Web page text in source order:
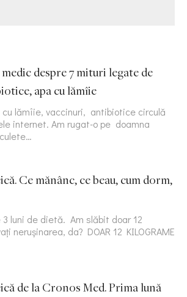
despre 7 mituri legate de
apa cu lămîie
lămîie, vaccinuri, antibiotice circulă
internet. Am rugat-o pe doamna
Ce mănânc, ce beau, cum dorm,
luni de dietă. Am slăbit doar 12
nerușinarea, da? DOAR 12 KILOGRAME
de la Cronos Med. Prima lună